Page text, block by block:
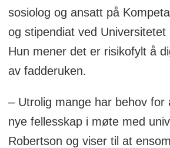
sosiolog og ansatt på
og stipendiat ved Universitetet
Hun mener det er risikofylt å
av fadderuken.
– Utrolig mange har behov for
nye fellesskap i møte med
Robertson og viser til at